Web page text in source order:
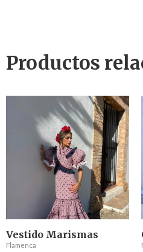
Productos
Vestido Marismas
Flamenca